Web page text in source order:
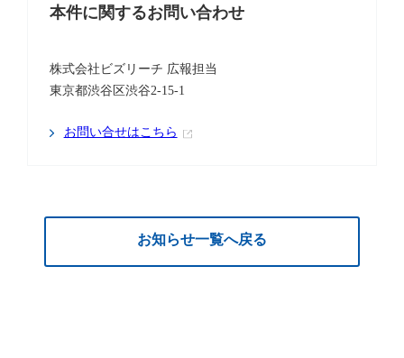
本件に関するお問い合わせ
株式会社ビズリーチ 広報担当
東京都渋谷区渋谷2-15-1
お問い合せはこちら
お知らせ一覧へ戻る